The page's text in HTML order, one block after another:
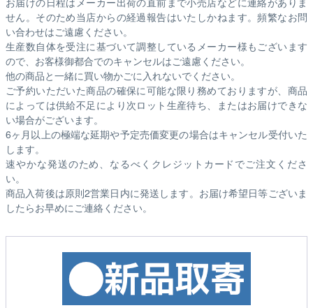
せん。そのため当店からの経過報告はいたしかねます。頻繁なお問
い合わせはご遠慮ください。
生産数自体を受注に基づいて調整しているメーカー様もございます
ので、お客様御都合でのキャンセルはご遠慮ください。
他の商品と一緒に買い物かごに入れないでください。
ご予約いただいた商品の確保に可能な限り務めておりますが、商品
によっては供給不足により次ロット生産待ち、またはお届けできな
い場合がございます。
6ヶ月以上の極端な延期や予定売価変更の場合はキャンセル受付いた
します。
速やかな発送のため、なるべくクレジットカードでご注文くださ
い。
商品入荷後は原則2営業日内に発送します。お届け希望日等ございま
したらお早めにご連絡ください。